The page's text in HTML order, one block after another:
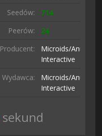
Seedów:
714
Peerów:
24
Producent:
Microids/Anuman
Interactive
Wydawca:
Microids/Anuman
Interactive
sekund